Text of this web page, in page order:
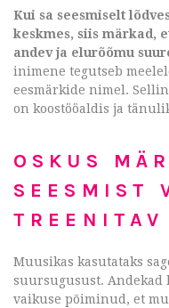
Kui sa seesmiselt
keskmes, siis märkad,
andev ja elurõõmu
inimene tegutseb
eesmärkide nimel.
on koostööaldis ja
OSKUS
SEESMIST
TREENITAV
Muusikas kasutataks
suursugusust.
vaikuse põiminud, et